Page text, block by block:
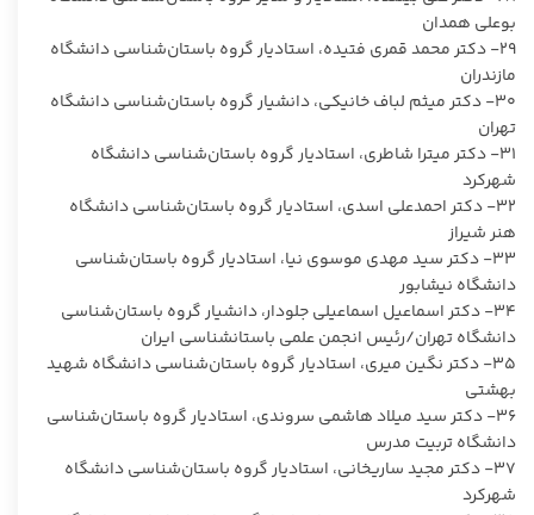
بوعلی همدان
۲۹- دکتر محمد قمری فتیده، استادیار گروه باستان‌شناسی دانشگاه
مازندران
۳۰- دکتر میثم لباف خانیکی، دانشیار گروه باستان‌شناسی دانشگاه
تهران
۳۱- دکتر میترا شاطری، استادیار گروه باستان‌شناسی دانشگاه
شهرکرد
۳۲- دکتر احمدعلی اسدی، استادیار گروه باستان‌شناسی دانشگاه
هنر شیراز
۳۳- دکتر سید مهدی موسوی نیا، استادیار گروه باستان‌شناسی
دانشگاه نیشابور
۳۴- دکتر اسماعیل اسماعیلی جلودار، دانشیار گروه باستان‌شناسی
دانشگاه تهران/رئیس انجمن علمی باستانشناسی ایران
۳۵- دکتر نگین میری، استادیار گروه باستان‌شناسی دانشگاه شهید
بهشتی
۳۶- دکتر سید میلاد هاشمی سروندی، استادیار گروه باستان‌شناسی
دانشگاه تربیت مدرس
۳۷- دکتر مجید ساریخانی، استادیار گروه باستان‌شناسی دانشگاه
شهرکرد